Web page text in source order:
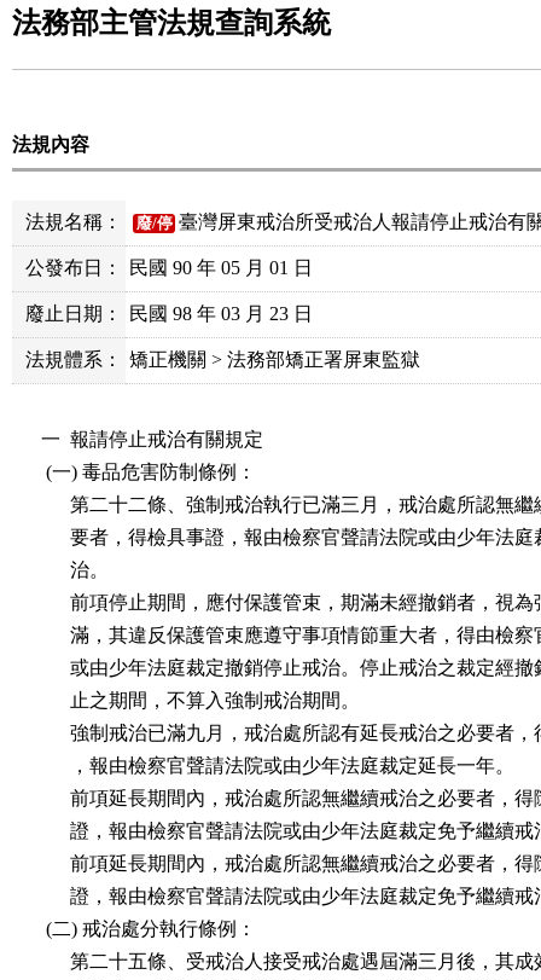
法務部主管法規查詢系統
法規內容
法規名稱： 廢/停 臺灣屏東戒治所受戒治人報請停止戒治有
公發布日： 民國 90 年 05 月 01 日
廢止日期： 民國 98 年 03 月 23 日
法規體系： 矯正機關 > 法務部矯正署屏東監獄
一  報請停止戒治有關規定
(一) 毒品危害防制條例：
第二十二條、強制戒治執行已滿三月，戒治處所認無
要者，得檢具事證，報由檢察官聲請法院或由少年法
      治。
前項停止期間，應付保護管束，期滿未經撤銷者，視
滿，其違反保護管束應遵守事項情節重大者，得由檢
或由少年法庭裁定撤銷停止戒治。停止戒治之裁定經
      止之期間，不算入強制戒治期間。
強制戒治已滿九月，戒治處所認有延長戒治之必要者
      ，報由檢察官聲請法院或由少年法庭裁定延長一年。
前項延長期間內，戒治處所認無繼續戒治之必要者，
證，報由檢察官聲請法院或由少年法庭裁定免予繼續戒
前項延長期間內，戒治處所認無繼續戒治之必要者，
證，報由檢察官聲請法院或由少年法庭裁定免予繼續戒
(二) 戒治處分執行條例：
第二十五條、受戒治人接受戒治處遇屆滿三月後，其